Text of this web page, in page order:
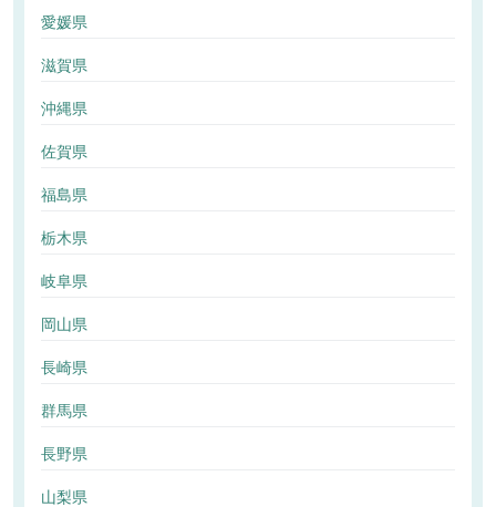
愛媛県
滋賀県
沖縄県
佐賀県
福島県
栃木県
岐阜県
岡山県
長崎県
群馬県
長野県
山梨県